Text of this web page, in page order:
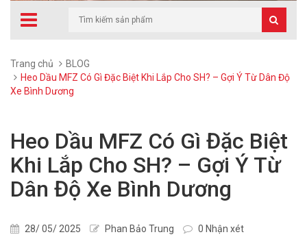
Trang chủ
BLOG
Heo Dầu MFZ Có Gì Đặc Biệt Khi Lắp Cho SH? – Gợi Ý Từ Dân Độ
Xe Bình Dương
Heo Dầu MFZ Có Gì Đặc Biệt
Khi Lắp Cho SH? – Gợi Ý Từ
Dân Độ Xe Bình Dương
28/ 05/ 2025 Phan Bảo Trung 0 Nhận xét